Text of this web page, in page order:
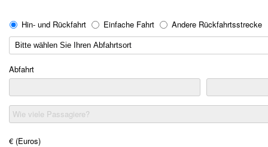
Hin- und Rückfahrt Einfache Fahrt Andere Rückfahrtsstrecke
Abfahrt
Wie viele Passagiere?
€ (Euros)